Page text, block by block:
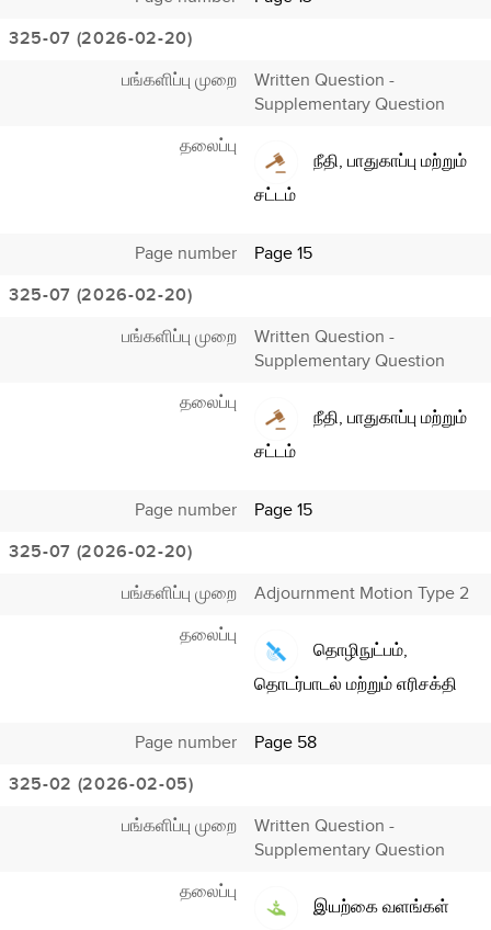
325-07 (2026-02-20)
பங்களிப்பு முறை
Written Question -
Supplementary Question
தலைப்பு
நீதி, பாதுகாப்பு மற்றும்
சட்டம்
Page number
Page 15
325-07 (2026-02-20)
பங்களிப்பு முறை
Written Question -
Supplementary Question
தலைப்பு
நீதி, பாதுகாப்பு மற்றும்
சட்டம்
Page number
Page 15
325-07 (2026-02-20)
பங்களிப்பு முறை
Adjournment Motion Type 2
தலைப்பு
தொழிநுட்பம்,
தொடர்பாடல் மற்றும் எரிசக்தி
Page number
Page 58
325-02 (2026-02-05)
பங்களிப்பு முறை
Written Question -
Supplementary Question
தலைப்பு
இயற்கை வளங்கள்